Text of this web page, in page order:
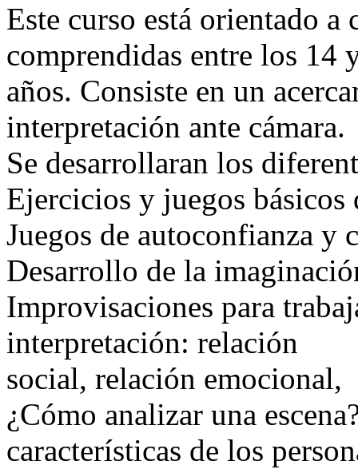
Este curso está orientado a
comprendidas entre los 14
años. Consiste en un
interpretación ante cámara.
Se desarrollaran los
Ejercicios y juegos básicos
Juegos de autoconfianza y
Desarrollo de la
Improvisaciones para
interpretación: relación
social, relación emocional,
¿Cómo analizar una
características de los